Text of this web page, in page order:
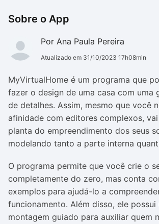
Sobre o App
Por Ana Paula Pereira
Atualizado em 31/10/2023 17h08min
MyVirtualHome é um programa que
fazer o design de uma casa com uma
de detalhes. Assim, mesmo que você
afinidade com editores complexos,
planta do empreendimento dos seus
modelando tanto a parte interna
O programa permite que você crie o
completamente do zero, mas conta
exemplos para ajudá-lo a
funcionamento. Além disso, ele possui
montagem guiado para auxiliar quem